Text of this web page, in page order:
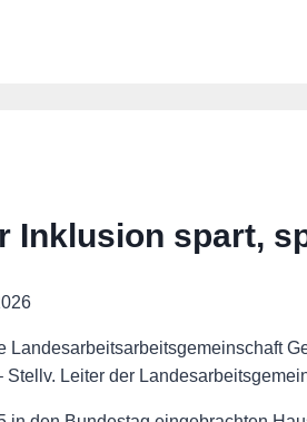
Inklusion spart,
Stellv. Leiter der